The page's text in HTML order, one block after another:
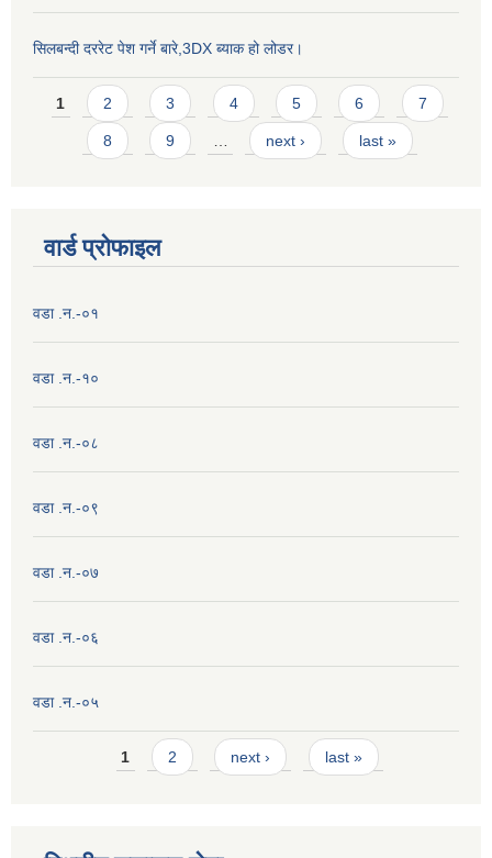
सिलबन्दी दररेट पेश गर्ने बारे,3DX ब्याक हो लोडर।
Pages
1 2 3 4 5 6 7
8 9 next › last »
वार्ड प्राेफाइल
वडा .न.-०१
वडा .न.-१०
वडा .न.-०८
वडा .न.-०९
वडा .न.-०७
वडा .न.-०६
वडा .न.-०५
Pages1 2 next › last »